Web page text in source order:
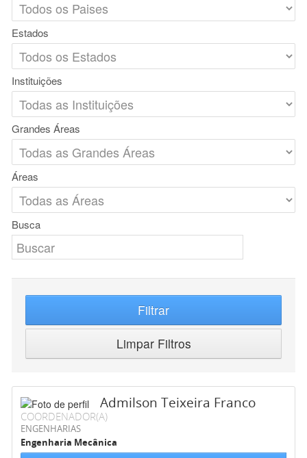
Estados
Instituições
Grandes Áreas
Áreas
Busca
Filtrar
Limpar Filtros
Admilson Teixeira Franco
COORDENADOR(A)
ENGENHARIAS
Engenharia Mecânica